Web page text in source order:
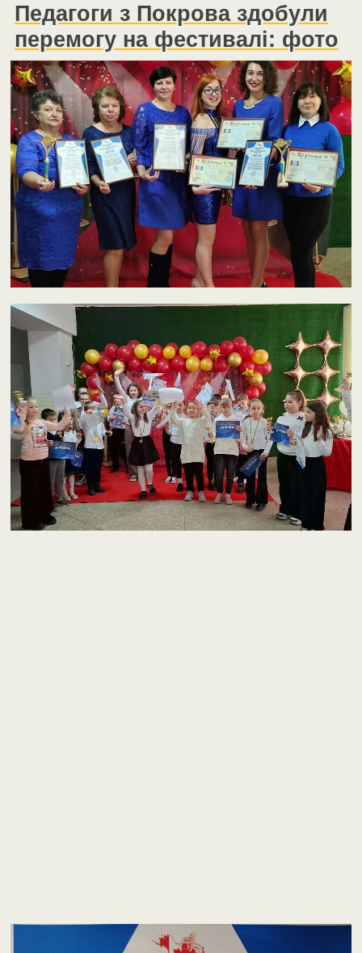
Педагоги з Покрова здобули
перемогу на фестивалі: фото